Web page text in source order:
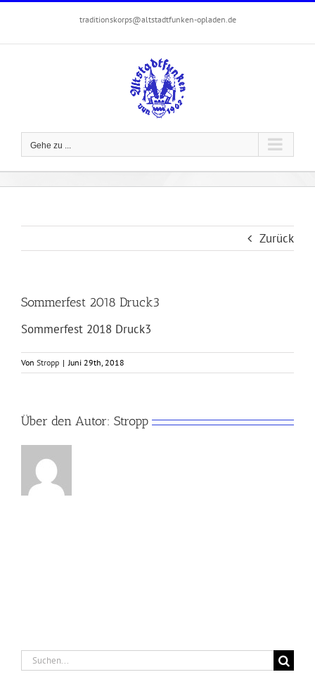
springen
traditionskorps@altstadtfunken-opladen.de
Gehe zu ...
Zurück
Sommerfest 2018 Druck3
Sommerfest 2018 Druck3
Von Stropp | Juni 29th, 2018
Über den Autor: Stropp
Suche
nach: